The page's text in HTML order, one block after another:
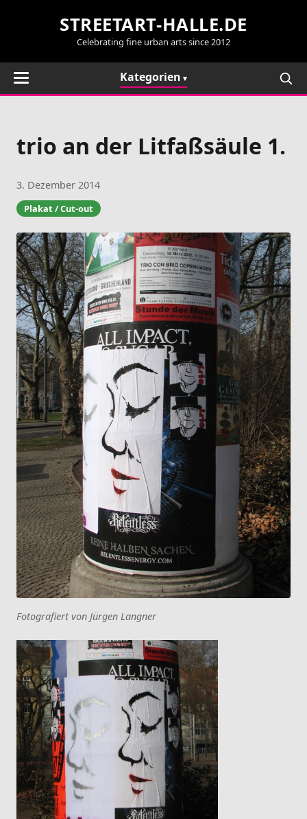
STREETART-HALLE.DE
Celebrating fine urban arts since 2012
Kategorien
trio an der Litfaßsäule 1.
3. Dezember 2014
Plakat / Cut-out
Fotografiert von Jürgen Langner